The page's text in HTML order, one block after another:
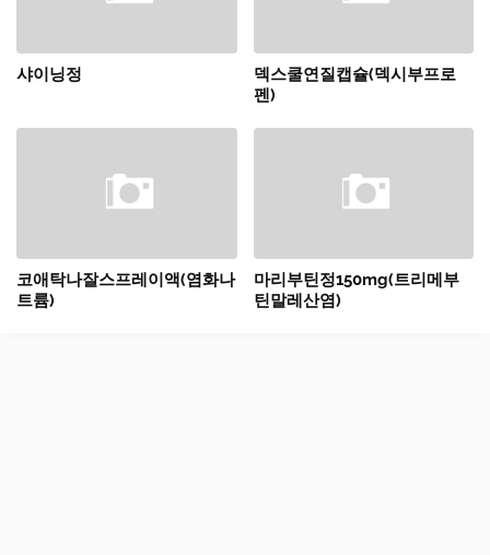
샤이닝정
덱스쿨연질캡슐(덱시부프로
펜)
코애탁나잘스프레이액(염화나
트륨)
마리부틴정150mg(트리메부
틴말레산염)